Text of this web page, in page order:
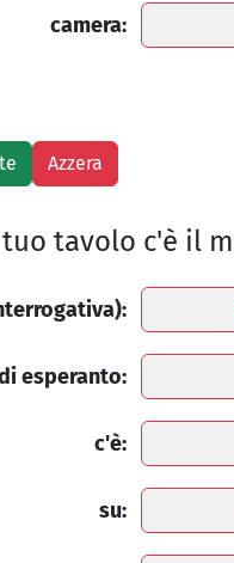
camera:
tuo tavolo c'è il
esperanto:
c'è:
su: